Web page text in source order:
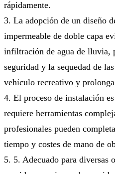
rápidamente.
3. La adopción de un diseño
impermeable de doble capa
infiltración de agua de lluvia,
seguridad y la sequedad de
vehículo recreativo y
4. El proceso de instalación
requiere herramientas
profesionales pueden
tiempo y costes de mano de
5. 5. Adecuado para diversas